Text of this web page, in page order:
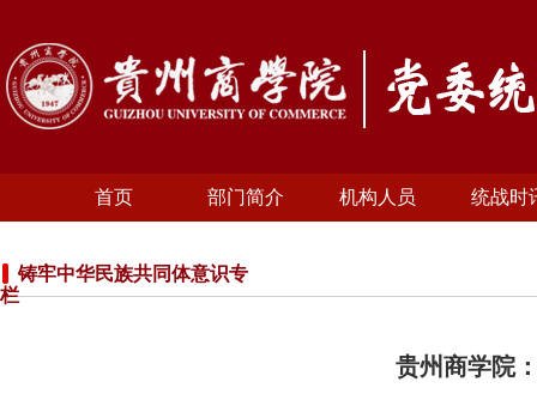
首页 部门简介 机构人员 统战时
铸牢中华民族共同体意识专
栏
贵州商学院